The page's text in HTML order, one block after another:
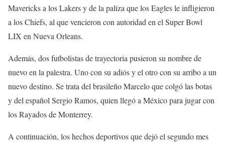
Mavericks a los Lakers y de la paliza que los Eagles le infligieron
a los Chiefs, al que vencieron con autoridad en el Super Bowl
LIX en Nueva Orleans.
Además, dos futbolistas de trayectoria pusieron su nombre de
nuevo en la palestra. Uno con su adiós y el otro con su arribo a un
nuevo destino. Se trata del brasileño Marcelo que colgó las botas
y del español Sergio Ramos, quien llegó a México para jugar con
los Rayados de Monterrey.
A continuación, los hechos deportivos que dejó el segundo mes